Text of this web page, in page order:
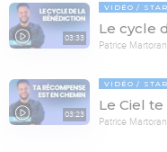
03:33
VIDÉO
Le cycle
Patrice
03:23
VIDÉO
Le Ciel
Patrice